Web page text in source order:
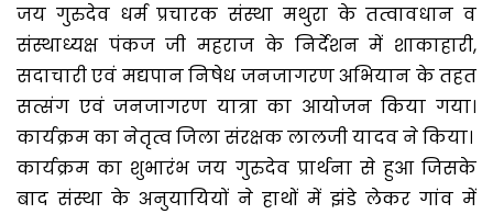
जय गुरुदेव धर्म प्रचारक संस्था मथुरा के तत्वावधान व
संस्थाध्यक्ष पंकज जी महराज के निर्देशन में शाकाहारी,
सदाचारी एवं मद्यपान निषेध जनजागरण अभियान के तहत
सत्संग एवं जनजागरण यात्रा का आयोजन किया गया।
कार्यक्रम का नेतृत्व जिला संरक्षक लालजी यादव ने किया।
कार्यक्रम का शुभारंभ जय गुरुदेव प्रार्थना से हुआ जिसके
बाद संस्था के अनुयायियों ने हाथों में झंडे लेकर गांव में